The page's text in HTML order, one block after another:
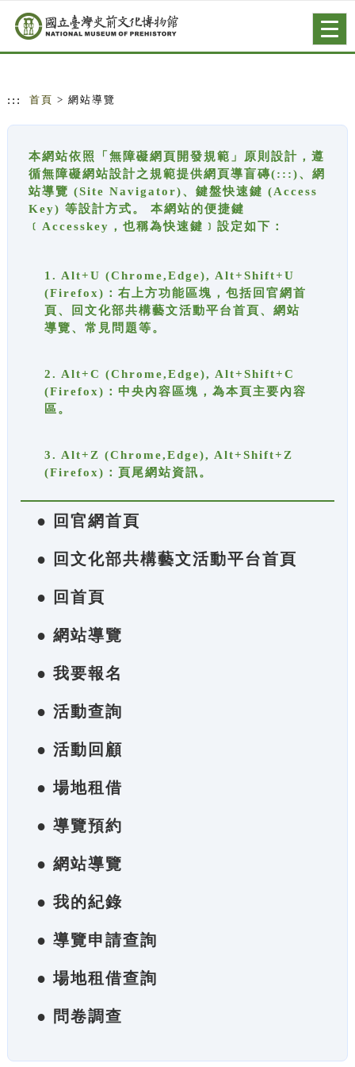
跳到主要內容
網站導覽
::: 首頁 > 網站導覽
本網站依照「無障礙網頁開發規範」原則設計，遵
循無障礙網站設計之規範提供網頁導盲磚(:::)、網
站導覽 (Site Navigator)、鍵盤快速鍵 (Access
Key) 等設計方式。 本網站的便捷鍵
﹝Accesskey，也稱為快速鍵﹞設定如下：
1. Alt+U (Chrome,Edge), Alt+Shift+U
(Firefox)：右上方功能區塊，包括回官網首
頁、回文化部共構藝文活動平台首頁、網站
導覽、常見問題等。
2. Alt+C (Chrome,Edge), Alt+Shift+C
(Firefox)：中央內容區塊，為本頁主要內容
區。
3. Alt+Z (Chrome,Edge), Alt+Shift+Z
(Firefox)：頁尾網站資訊。
● 回官網首頁
● 回文化部共構藝文活動平台首頁
● 回首頁
● 網站導覽
● 我要報名
● 活動查詢
● 活動回顧
● 場地租借
● 導覽預約
● 網站導覽
● 我的紀錄
● 導覽申請查詢
● 場地租借查詢
● 問卷調查